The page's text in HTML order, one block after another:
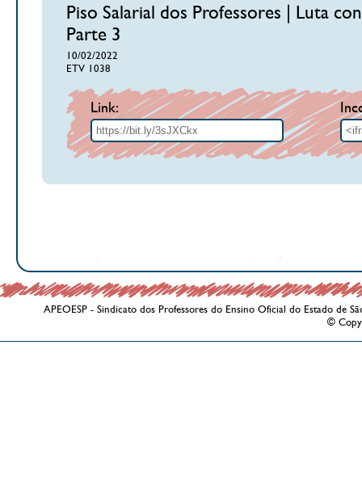
Piso Salarial dos Professores | Luta
Parte 3
10/02/2022
ETV 1038
Link:
APEOESP - Sindicato dos Professores do Ensino Oficial do Estado de
©